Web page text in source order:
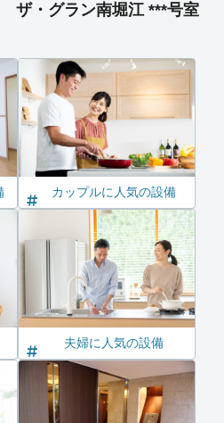
ザ・グラン南堀江 ***号室
カップルに人気の設備
夫婦に人気の設備